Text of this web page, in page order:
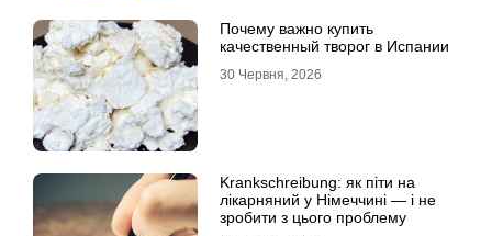
Почему важно купить
качественный творог в Испании
30 Червня, 2026
Krankschreibung: як піти на
лікарняний у Німеччині — і не
зробити з цього проблему